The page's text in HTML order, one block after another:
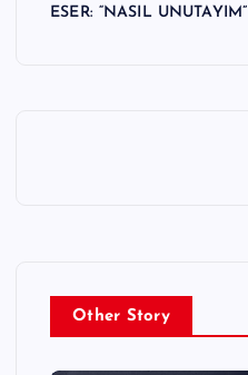
ESER: “NASIL UNUTAYIM”
Other Story